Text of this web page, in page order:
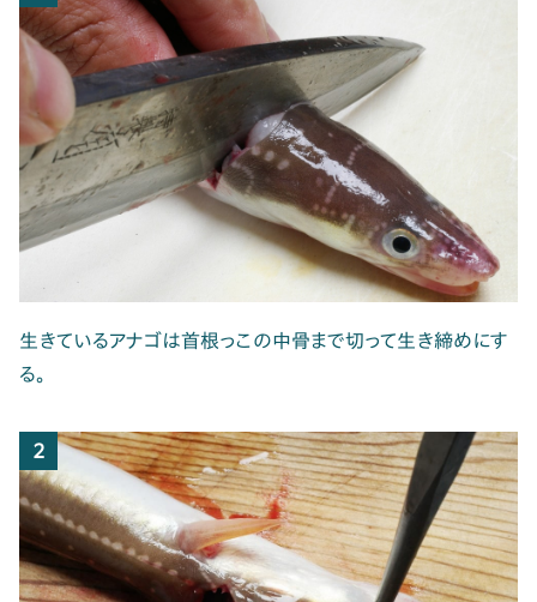
生きているアナゴは首根っこの中骨まで切って生き締めにす
る。
2